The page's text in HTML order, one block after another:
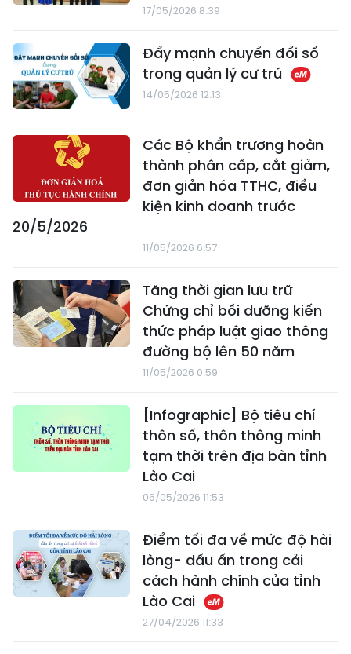
17/05/2026 8:39
Đẩy mạnh chuyển đổi số
trong quản lý cư trú
14/05/2026 12:13
Các Bộ khẩn trương hoàn
thành phân cấp, cắt giảm,
đơn giản hóa TTHC, điều
kiện kinh doanh trước
20/5/2026
11/05/2026 6:57
Tăng thời gian lưu trữ
Chứng chỉ bồi dưỡng kiến
thức pháp luật giao thông
đường bộ lên 50 năm
11/05/2026 0:59
[Infographic] Bộ tiêu chí
thôn số, thôn thông minh
tạm thời trên địa bàn tỉnh
Lào Cai
06/05/2026 11:53
Điểm tối đa về mức độ hài
lòng- dấu ấn trong cải
cách hành chính của tỉnh
Lào Cai
27/04/2026 11:33